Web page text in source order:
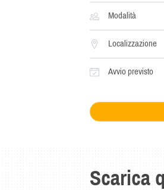
Modalità
Localizzazione
Avvio previsto
Scarica